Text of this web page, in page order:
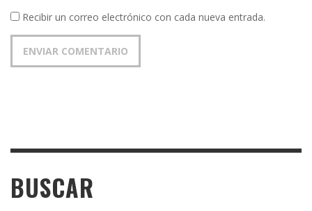
Recibir un correo electrónico con cada nueva entrada.
BUSCAR